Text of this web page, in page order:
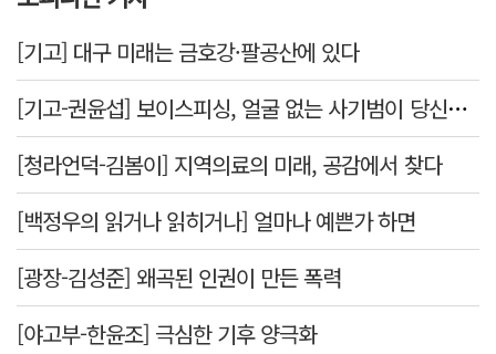
[기고] 대구 미래는 금호강·팔공산에 있다
[기고-권윤섭] 보이스피싱, 얼굴 없는 사기범이 당신을 노린다
[청라언덕-김봄이] 지역의료의 미래, 공감에서 찾다
[백정우의 읽거나 읽히거나] 얼마나 예쁜가 하면
[광장-김성준] 왜곡된 인권이 만든 폭력
[야고부-한윤조] 극심한 기후 양극화